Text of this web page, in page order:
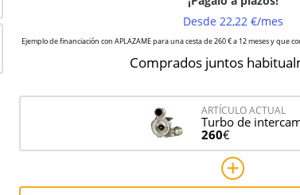
Comprados juntos
ARTÍCULO ACTUAL
Turbo de
260€